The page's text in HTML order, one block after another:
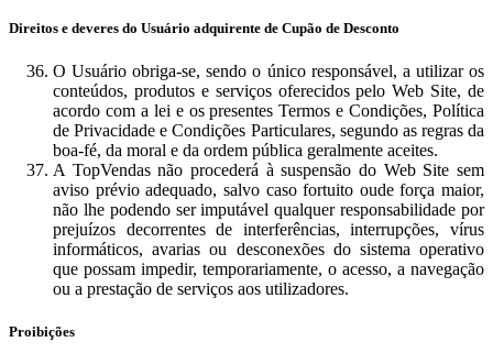
Direitos e deveres do Usuário adquirente de Cupão de Desconto
O Usuário obriga-se, sendo o único responsável, a utilizar os
conteúdos, produtos e serviços oferecidos pelo Web Site, de
acordo com a lei e os presentes Termos e Condições, Política
de Privacidade e Condições Particulares, segundo as regras da
boa-fé, da moral e da ordem pública geralmente aceites.
A TopVendas não procederá à suspensão do Web Site sem
aviso prévio adequado, salvo caso fortuito oude força maior,
não lhe podendo ser imputável qualquer responsabilidade por
prejuízos decorrentes de interferências, interrupções, vírus
informáticos, avarias ou desconexões do sistema operativo
que possam impedir, temporariamente, o acesso, a navegação
ou a prestação de serviços aos utilizadores.
Proibições